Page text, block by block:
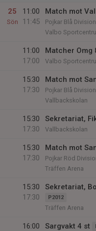
25
Sön
11:00
11:45
Match mot
Pojkar Blå
Valbo
11:00
17:00
Matcher Omg
Valbo
15:30
17:30
Match mot
Pojkar Blå
Vallbackskolan
15:30
17:30
Sekretariat,
Vallbackskolan
15:30
17:30
Match mot
Pojkar Röd
Träffen Arena
15:30
17:30
Sekretariat,
P2012
Träffen Arena
16:00
Sargvakt 4 st